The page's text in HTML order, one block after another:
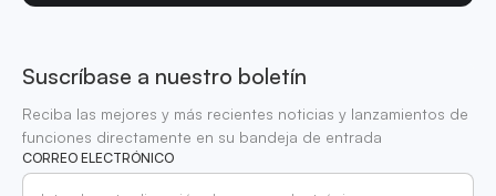
Suscríbase a nuestro boletín
Reciba las mejores y más recientes noticias y lanzamientos de
funciones directamente en su bandeja de entrada
CORREO ELECTRÓNICO